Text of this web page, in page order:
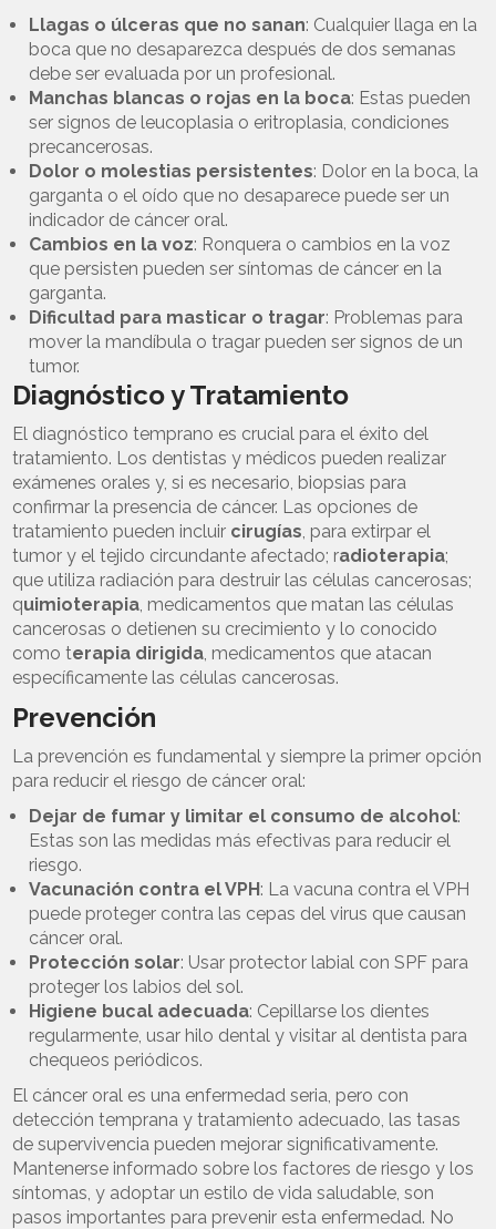
Llagas o úlceras que no sanan: Cualquier llaga en la
boca que no desaparezca después de dos semanas
debe ser evaluada por un profesional.
Manchas blancas o rojas en la boca: Estas pueden
ser signos de leucoplasia o eritroplasia, condiciones
precancerosas.
Dolor o molestias persistentes: Dolor en la boca, la
garganta o el oído que no desaparece puede ser un
indicador de cáncer oral.
Cambios en la voz: Ronquera o cambios en la voz
que persisten pueden ser síntomas de cáncer en la
garganta.
Dificultad para masticar o tragar: Problemas para
mover la mandíbula o tragar pueden ser signos de un
tumor.
Diagnóstico y Tratamiento
El diagnóstico temprano es crucial para el éxito del
tratamiento. Los dentistas y médicos pueden realizar
exámenes orales y, si es necesario, biopsias para
confirmar la presencia de cáncer. Las opciones de
tratamiento pueden incluir cirugías, para extirpar el
tumor y el tejido circundante afectado; radioterapia;
que utiliza radiación para destruir las células cancerosas;
quimioterapia, medicamentos que matan las células
cancerosas o detienen su crecimiento y lo conocido
como terapia dirigida, medicamentos que atacan
específicamente las células cancerosas.
Prevención
La prevención es fundamental y siempre la primer opción
para reducir el riesgo de cáncer oral:
Dejar de fumar y limitar el consumo de alcohol:
Estas son las medidas más efectivas para reducir el
riesgo.
Vacunación contra el VPH: La vacuna contra el VPH
puede proteger contra las cepas del virus que causan
cáncer oral.
Protección solar: Usar protector labial con SPF para
proteger los labios del sol.
Higiene bucal adecuada: Cepillarse los dientes
regularmente, usar hilo dental y visitar al dentista para
chequeos periódicos.
El cáncer oral es una enfermedad seria, pero con
detección temprana y tratamiento adecuado, las tasas
de supervivencia pueden mejorar significativamente.
Mantenerse informado sobre los factores de riesgo y los
síntomas, y adoptar un estilo de vida saludable, son
pasos importantes para prevenir esta enfermedad. No